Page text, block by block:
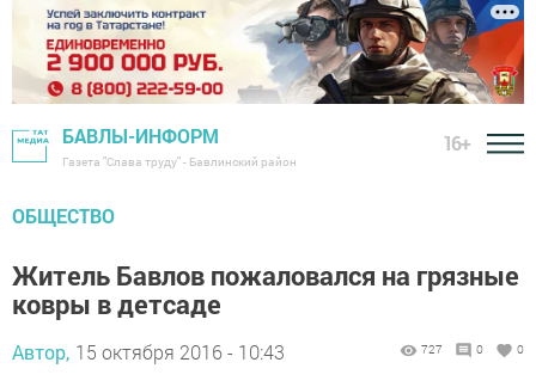
БАВЛЫ-ИНФОРМ
Газета "Слава труду" - Бавлинский район
16+
ОБЩЕСТВО
Житель Бавлов пожаловался на грязные
ковры в детсаде
Автор, 15 октября 2016 - 10:43 727 0 0